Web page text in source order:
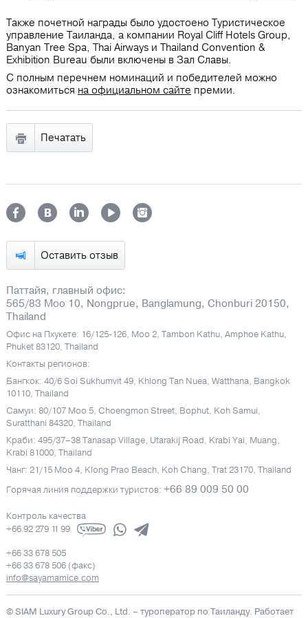
Оставить отзыв
Паттайя, главный офис:
565/83 Moo 10, Nongprue, Banglamung, Chonburi 20150,
Thailand
Офис на Пхукете: 16/125-126, Moo 2, Tambon Kathu, Amphoe Kathu,
Phuket 83120, Thailand
Контакты регионов:
Бангкок: 40/6 Soi Sukhumvit 49, Khlong Tan Nuea, Watthana, Bangkok
10110, Thailand
Самуи: 80/107 Moo 5, Choengmon Street, Bophut, Koh Samui,
Suratthani 84320, Thailand
Краби: 495/37–38 Tanasap Village, Utarakij Road, Krabi Yai, Muang,
Krabi 81000, Thailand
Чанг: 21/15 Moo 4, Klong Prao Beach, Koh Chang, Trat 23170, Thailand
Горячая линия поддержки туристов: +66 89 009 50 00
Контроль качества
+66 92 279 11 99
+66 33 678 505
+66 33 678 506 (факс)
info@sayamamice.com
© SIAM Luxury Group Co., Ltd. – туроператор по Таиланду. Работает
Также почетной награды было удостоено Туристическое
управление Таиланда, а компании Royal Cliff Hotels Group,
Banyan Tree Spa, Thai Airways и Thailand Convention &
Exhibition Bureau были включены в Зал Славы.
С полным перечнем номинаций и победителей можно
ознакомиться на официальном сайте премии.
Печатать